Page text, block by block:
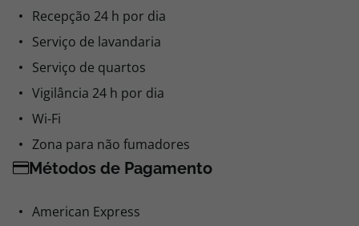
Recepção 24 h por dia
Serviço de lavandaria
Serviço de quartos
Vigilância 24 h por dia
Wi-Fi
Zona para não fumadores
Métodos de Pagamento
American Express